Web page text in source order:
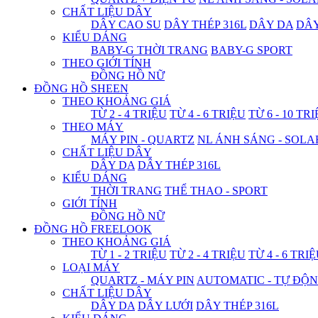
CHẤT LIỆU DÂY
DÂY CAO SU DÂY THÉP 316L DÂY DA
KIỂU DÁNG
BABY-G THỜI TRANG BABY-G SPORT
THEO GIỚI TÍNH
ĐỒNG HỒ NỮ
ĐỒNG HỒ SHEEN
THEO KHOẢNG GIÁ
TỪ 2 - 4 TRIỆU TỪ 4 - 6 TRIỆU TỪ 6 - 10
THEO MÁY
MÁY PIN - QUARTZ NL ÁNH SÁNG -
CHẤT LIỆU DÂY
DÂY DA DÂY THÉP 316L
KIỂU DÁNG
THỜI TRANG THỂ THAO - SPORT
GIỚI TÍNH
ĐỒNG HỒ NỮ
ĐỒNG HỒ FREELOOK
THEO KHOẢNG GIÁ
TỪ 1 - 2 TRIỆU TỪ 2 - 4 TRIỆU TỪ 4 - 6
LOẠI MÁY
QUARTZ - MÁY PIN AUTOMATIC - TỰ
CHẤT LIỆU DÂY
DÂY DA DÂY LƯỚI DÂY THÉP 316L